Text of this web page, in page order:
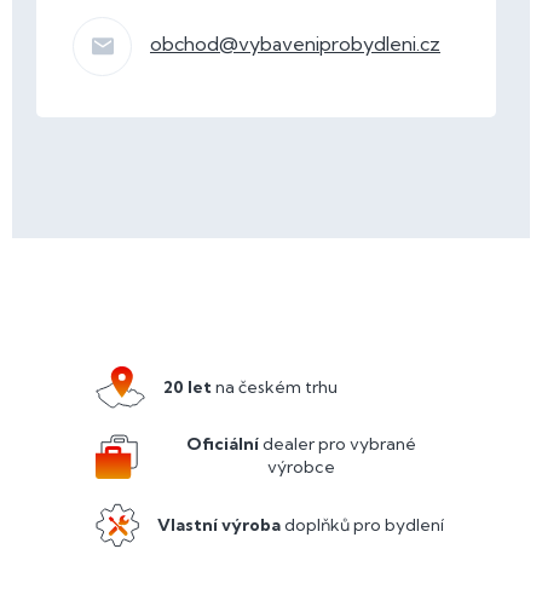
obchod@vybaveniprobydleni.cz
20 letna českém trhu
Oficiálnídealer pro vybrané
výrobce
Vlastní výrobadoplňků pro bydlení